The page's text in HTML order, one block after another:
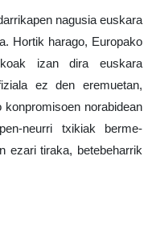
nagusia euskara
Hortik harago, Europako
izan dira euskara
ez den eremuetan,
konpromisoen norabidean
neurri txikiak berme-
ezari tiraka, betebeharrik